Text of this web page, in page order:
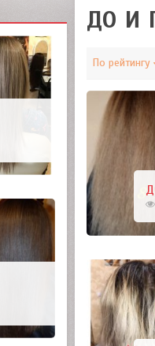
ДО И
По рейтингу